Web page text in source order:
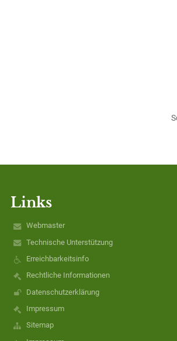
Links
Webmaster
Technische Unterstützung
Erreichbarkeitsinfo
Rechtliche Informationen
Datenschutzerklärung
Impressum
Sitemap